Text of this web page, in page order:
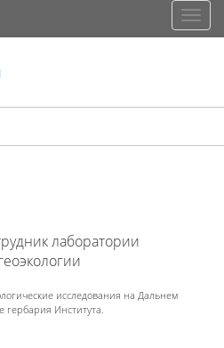
лаборатории
исследования на Дальнем
гербария Института.